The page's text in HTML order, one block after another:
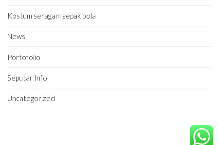
Kostum seragam sepak bola
News
Portofolio
Seputar Info
Uncategorized